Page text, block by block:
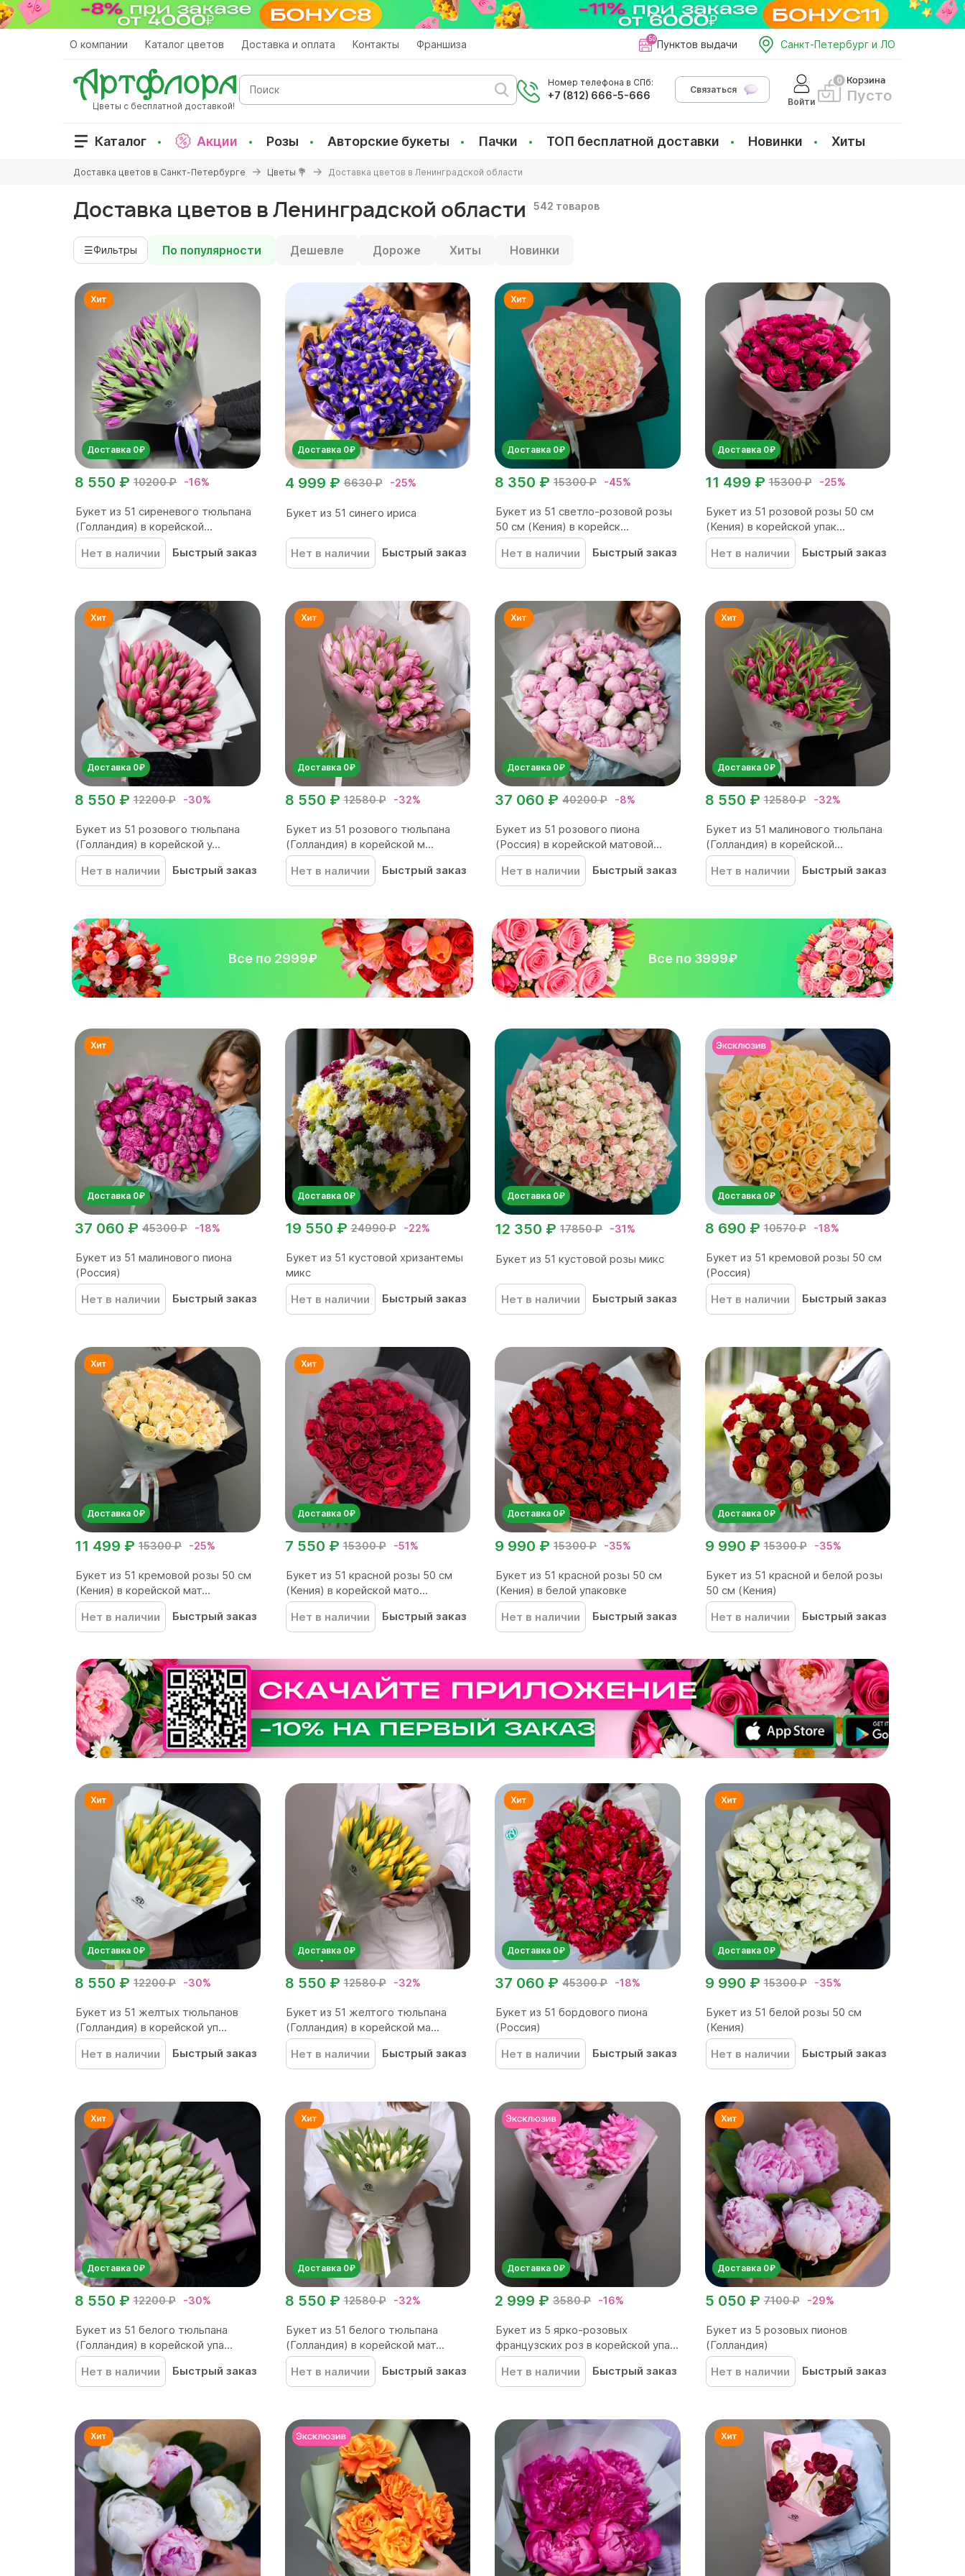
Перейти
к
О компании Каталог цветов Доставка и оплата Контакты Франшиза Пунктов выдачи Санкт-Петербург и ЛО
Цветы с бесплатной доставкой!
Поиск
Номер телефона в СПб:
+7 (812) 666-5-666
Связаться
Войти
Корзина
Пусто
Каталог Акции Розы Авторские букеты Пачки ТОП бесплатной доставки Новинки Хиты
здесь
Доставка цветов в Санкт-Петербурге Цветы 💐 Доставка цветов в Ленинградской области
Доставка цветов в Ленинградской области 542 товаров
☰Фильтры По популярности Дешевле Дороже Хиты Новинки
Доставка 0₽
10200 ₽ -16%
8 550 ₽
Букет из 51 сиреневого тюльпана
(Голландия) в корейской...
Нет в наличии
Быстрый заказ
Доставка 0₽
6630 ₽ -25%
4 999 ₽
Букет из 51 синего ириса
Нет в наличии Быстрый заказ
Доставка 0₽
15300 ₽ -45%
8 350 ₽
Букет из 51 светло-розовой розы
50 см (Кения) в корейск...
Нет в наличии
Быстрый заказ
Доставка 0₽
15300 ₽ -25%
11 499 ₽
Букет из 51 розовой розы 50 см
(Кения) в корейской упак...
Нет в наличии
Быстрый заказ
Доставка 0₽
12200 ₽ -30%
8 550 ₽
Букет из 51 розового тюльпана
(Голландия) в корейской у...
Нет в наличии
Быстрый заказ
Доставка 0₽
12580 ₽ -32%
8 550 ₽
Букет из 51 розового тюльпана
(Голландия) в корейской м...
Нет в наличии
Быстрый заказ
Доставка 0₽
40200 ₽ -8%
37 060 ₽
Букет из 51 розового пиона
(Россия) в корейской матовой...
Нет в наличии
Быстрый заказ
Доставка 0₽
12580 ₽ -32%
8 550 ₽
Букет из 51 малинового тюльпана
(Голландия) в корейской...
Нет в наличии
Быстрый заказ
Все по 2999₽ Все по 3999₽
Доставка 0₽
45300 ₽ -18%
37 060 ₽
Букет из 51 малинового пиона
(Россия)
Нет в наличии
Быстрый заказ
Доставка 0₽
24990 ₽ -22%
19 550 ₽
Букет из 51 кустовой хризантемы
микс
Нет в наличии
Быстрый заказ
Доставка 0₽
17850 ₽ -31%
12 350 ₽
Букет из 51 кустовой розы микс
Нет в наличии Быстрый заказ
Доставка 0₽
10570 ₽ -18%
8 690 ₽
Букет из 51 кремовой розы 50 см
(Россия)
Нет в наличии
Быстрый заказ
Доставка 0₽
15300 ₽ -25%
11 499 ₽
Букет из 51 кремовой розы 50 см
(Кения) в корейской мат...
Нет в наличии
Быстрый заказ
Доставка 0₽
15300 ₽ -51%
7 550 ₽
Букет из 51 красной розы 50 см
(Кения) в корейской мато...
Нет в наличии
Быстрый заказ
Доставка 0₽
15300 ₽ -35%
9 990 ₽
Букет из 51 красной розы 50 см
(Кения) в белой упаковке
Нет в наличии
Быстрый заказ
Доставка 0₽
15300 ₽ -35%
9 990 ₽
Букет из 51 красной и белой розы
50 см (Кения)
Нет в наличии
Быстрый заказ
Доставка 0₽
12200 ₽ -30%
8 550 ₽
Букет из 51 желтых тюльпанов
(Голландия) в корейской уп...
Нет в наличии
Быстрый заказ
Доставка 0₽
12580 ₽ -32%
8 550 ₽
Букет из 51 желтого тюльпана
(Голландия) в корейской ма...
Нет в наличии
Быстрый заказ
Доставка 0₽
45300 ₽ -18%
37 060 ₽
Букет из 51 бордового пиона
(Россия)
Нет в наличии
Быстрый заказ
Доставка 0₽
15300 ₽ -35%
9 990 ₽
Букет из 51 белой розы 50 см
(Кения)
Нет в наличии
Быстрый заказ
Доставка 0₽
12200 ₽ -30%
8 550 ₽
Букет из 51 белого тюльпана
(Голландия) в корейской упа...
Нет в наличии
Быстрый заказ
Доставка 0₽
12580 ₽ -32%
8 550 ₽
Букет из 51 белого тюльпана
(Голландия) в корейской мат...
Нет в наличии
Быстрый заказ
Доставка 0₽
3580 ₽ -16%
2 999 ₽
Букет из 5 ярко-розовых
французских роз в корейской упа...
Нет в наличии
Быстрый заказ
Доставка 0₽
7100 ₽ -29%
5 050 ₽
Букет из 5 розовых пионов
(Голландия)
Нет в наличии
Быстрый заказ